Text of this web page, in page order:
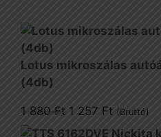
Lotus mikroszálas
(4db)
1 880Ft Original
price
1 257 FtCurrent
price
(Bruttó)